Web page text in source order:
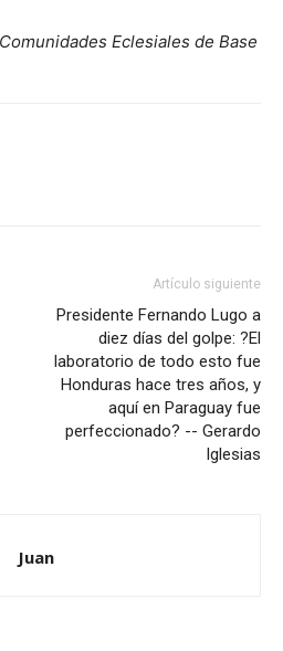
Eclesiales de Base
Artículo siguiente
Presidente Fernando Lugo a
diez días del golpe: ?El
laboratorio de todo esto fue
Honduras hace tres años, y
aquí en Paraguay fue
perfeccionado? -- Gerardo
Iglesias
Juan